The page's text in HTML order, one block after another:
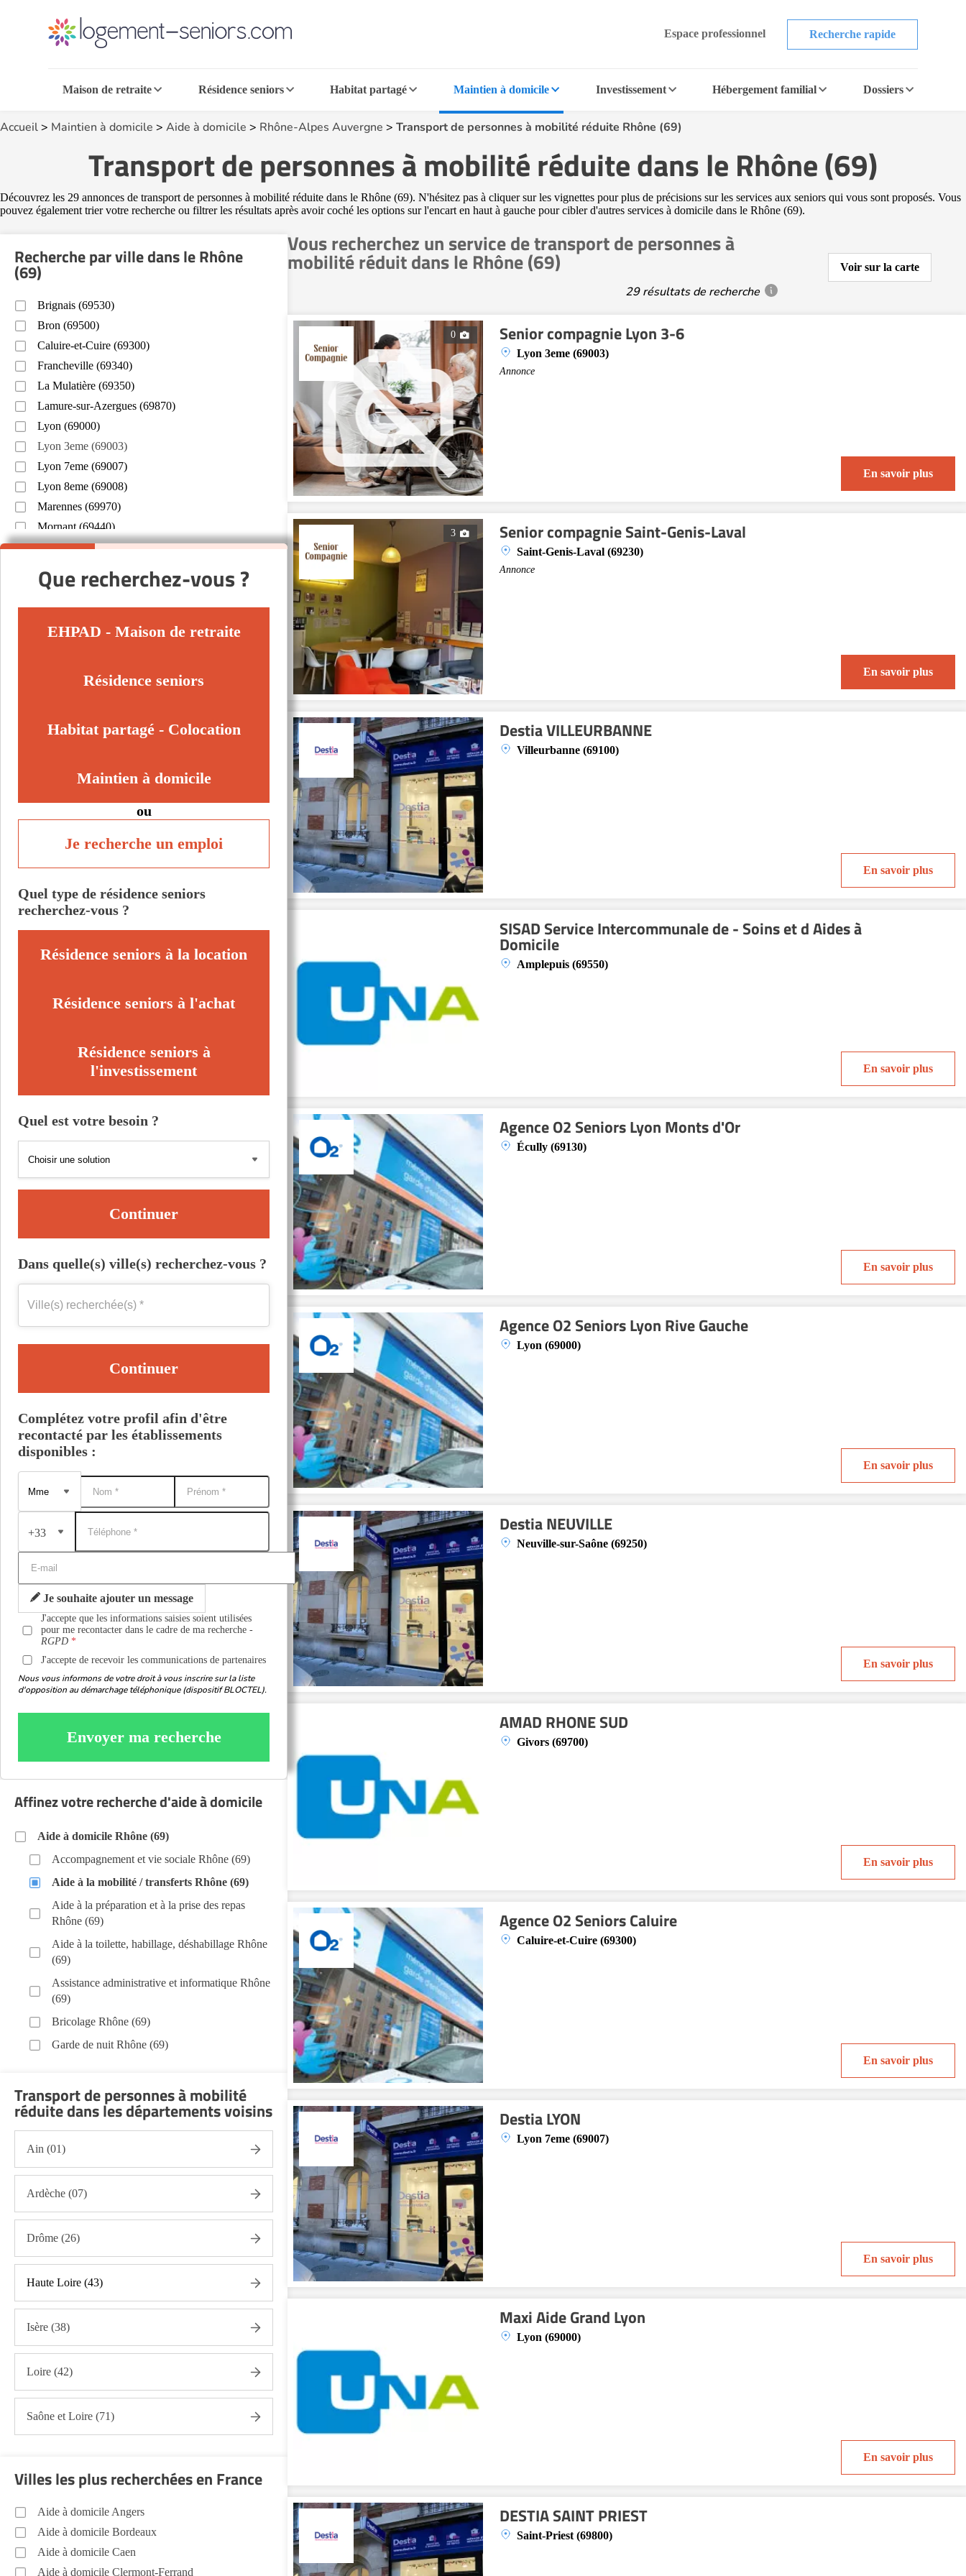
Espace professionnel Recherche rapide
Maison de retraite Résidence seniors Habitat partagé Maintien à domicile Investissement Hébergement familial Dossiers
Accueil> Maintien à domicile > Aide à domicile > Rhône-Alpes Auvergne > Transport de personnes à mobilité réduite Rhône (69)
Transport de personnes à mobilité réduite dans le Rhône (69)
Découvrez les 29 annonces de transport de personnes à mobilité réduite dans le Rhône (69). N'hésitez pas à cliquer sur les vignettes pour plus de précisions sur les services aux seniors qui vous sont proposés. Vous
pouvez également trier votre recherche ou filtrer les résultats après avoir coché les options sur l'encart en haut à gauche pour cibler d'autres services à domicile dans le Rhône (69).
Vous recherchez un service de transport de personnes à
mobilité réduit dans le Rhône (69)
29 résultats de recherche
Voir sur la carte
0 Senior compagnie Lyon 3-6
Lyon 3eme (69003)
Annonce
En savoir plus
3 Senior compagnie Saint-Genis-Laval
Saint-Genis-Laval (69230)
Annonce
En savoir plus
Destia VILLEURBANNE
Villeurbanne (69100)
En savoir plus
SISAD Service Intercommunale de - Soins et d Aides à
Domicile
Amplepuis (69550)
En savoir plus
Agence O2 Seniors Lyon Monts d'Or
Écully (69130)
En savoir plus
Agence O2 Seniors Lyon Rive Gauche
Lyon (69000)
En savoir plus
Destia NEUVILLE
Neuville-sur-Saône (69250)
En savoir plus
AMAD RHONE SUD
Givors (69700)
En savoir plus
Agence O2 Seniors Caluire
Caluire-et-Cuire (69300)
En savoir plus
Destia LYON
Lyon 7eme (69007)
En savoir plus
Maxi Aide Grand Lyon
Lyon (69000)
En savoir plus
DESTIA SAINT PRIEST
Saint-Priest (69800)
Recherche par ville dans le Rhône
(69)
Brignais (69530)
Bron (69500)
Caluire-et-Cuire (69300)
Francheville (69340)
La Mulatière (69350)
Lamure-sur-Azergues (69870)
Lyon (69000)
Lyon 3eme (69003)
Lyon 7eme (69007)
Lyon 8eme (69008)
Marennes (69970)
Mornant (69440)
Neuville-sur-Saône (69250)
Saint-Priest (69800)
Sainte-Foy-lès-Lyon (69110)
Tarare (69170)
Écully (69130)
Que recherchez-vous ?
EHPAD - Maison de retraite
Résidence seniors
Habitat partagé - Colocation
Maintien à domicile
ou
Je recherche un emploi
Quel type de résidence seniors
recherchez-vous ?
Résidence seniors à la location
Résidence seniors à l'achat
Résidence seniors à
l'investissement
Quel est votre besoin ?
Continuer
Dans quelle(s) ville(s) recherchez-vous ?
Continuer
Complétez votre profil afin d'être
recontacté par les établissements
disponibles :
+33
Je souhaite ajouter un message
J'accepte que les informations saisies soient utilisées
pour me recontacter dans le cadre de ma recherche -
RGPD
J'accepte de recevoir les communications de partenaires
Nous vous informons de votre droit à vous inscrire sur la liste
d'opposition au démarchage téléphonique (dispositif BLOCTEL).
Envoyer ma recherche
Affinez votre recherche d'aide à domicile
Aide à domicile Rhône (69)
Accompagnement et vie sociale Rhône (69)
Aide à la mobilité / transferts Rhône (69)
Aide à la préparation et à la prise des repas
Rhône (69)
Aide à la toilette, habillage, déshabillage Rhône
(69)
Assistance administrative et informatique Rhône
(69)
Bricolage Rhône (69)
Garde de nuit Rhône (69)
Infirmiers Rhône (69)
Jardinage Rhône (69)
gestion du linge Rhône (69)
Portage de repas Rhône (69)
Sorties (promenades, rendez-vous médicaux...)
Rhône (69)
Promenade animaux de compagnie Rhône (69)
Soins esthétiques Rhône (69)
Autres aides à domicile Rhône (69)
Voir toutes les aides à domicile dans le Rhône (69)
Transport de personnes à mobilité
réduite dans les départements voisins
Ain (01)
Ardèche (07)
Drôme (26)
Haute Loire (43)
Isère (38)
Loire (42)
Saône et Loire (71)
Villes les plus recherchées en France
Aide à domicile Angers
Aide à domicile Bordeaux
Aide à domicile Caen
Aide à domicile Clermont-Ferrand